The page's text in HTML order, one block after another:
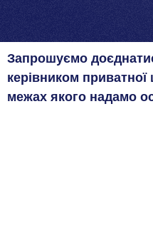
Запрошуємо
керівником
межах якого надамо